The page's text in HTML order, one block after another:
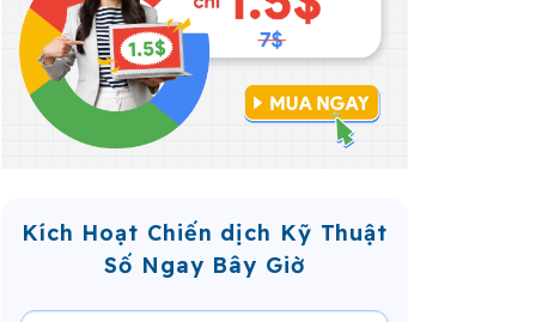
Kích Hoạt Chiến dịch Kỹ Thuật
Số Ngay Bây Giờ